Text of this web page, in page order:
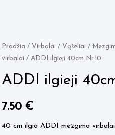
Pradžia / Virbalai / Vąšeliai /
virbalai / ADDI ilgieji 40cm Nr.10
ADDI ilgieji
7.50 €
40 cm ilgio ADDI mezgimo